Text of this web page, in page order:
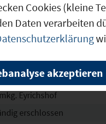
Eyrichshof
Eyrichshof
erschlossen
Cookies (kleine
Daten verarbeiten
akzeptieren